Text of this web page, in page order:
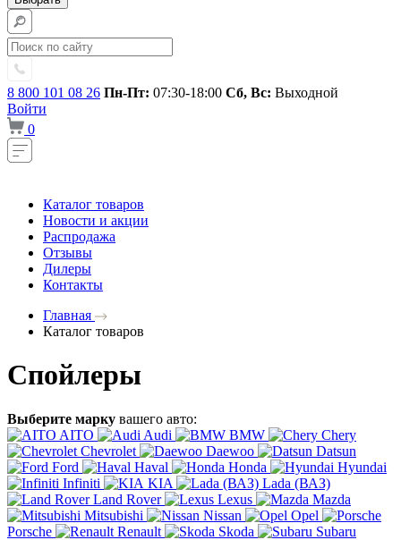
8 800 101 08 26 Пн-Пт: 07:30-18:00 Сб, Вс: Выходной
Войти
0
Каталог товаров
Новости и акции
Распродажа
Отзывы
Дилеры
Контакты
Главная
Каталог товаров
Спойлеры
Выберите марку вашего авто:
AITO
Audi BMW
Chery
Chevrolet
Daewoo
Datsun
Ford
Haval Honda
Hyundai
Infiniti
KIA
Lada (ВАЗ)
Land Rover
Lexus
Mazda
Mitsubishi
Nissan
Opel
Porsche
Renault Skoda
Subaru